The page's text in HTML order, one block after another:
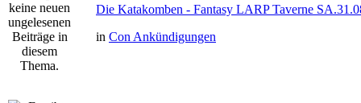
Die Katakomben - Fantasy LARP Taverne
in Con Ankündigungen